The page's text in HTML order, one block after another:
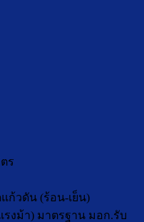
ร
ก้วดัน (ร้อน-เย็น)
แรงม้า) มาตรฐาน มอก.รับ